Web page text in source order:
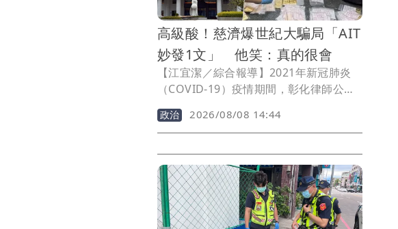
高級酸！慈濟爆世紀大騙局「AIT
妙發1文」 他笑：真的很會
【江宜潔／綜合報導】2021年新冠肺炎
（COVID-19）疫情期間，彰化律師公會
前理事長陳昱瑄向慈濟基金會謊稱可採購
500萬劑BNT疫苗，最終聯手掮客李易儒
詐得10.6億元新台幣，反觀民進黨政府當
時頻勸民間單位小心受騙、卻遭在野砲轟
是在擋疫苗，如今結局大反轉；真相大白
同時，美國在台協會（AIT）正好發布一
篇打擊詐騙文、巧合引發聯想，讓政治工
作者周軒直呼：「真的很會…」。
政治 2026/08/08 14:44